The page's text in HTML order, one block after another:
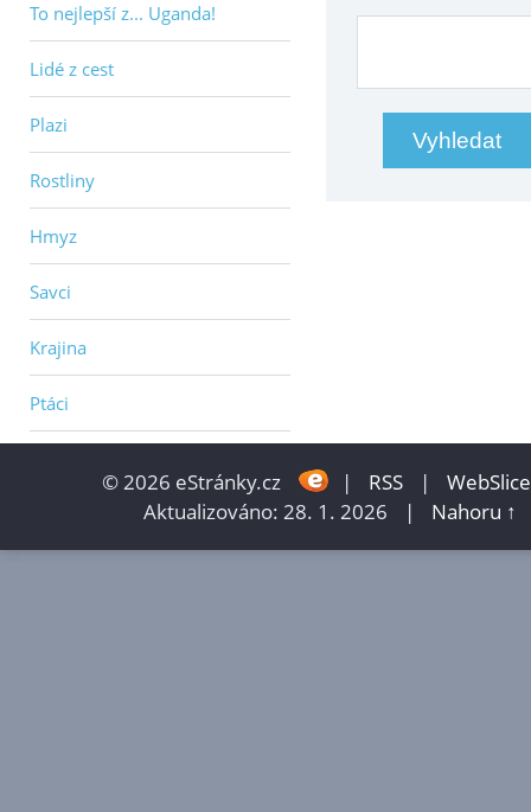
To nejlepší z... Uganda!
Lidé z cest
Plazi
Rostliny
Hmyz
Savci
Krajina
Ptáci
© 2026 eStránky.cz | RSS |
WebSlice
Aktualizováno: 28. 1. 2026
| Nahoru ↑